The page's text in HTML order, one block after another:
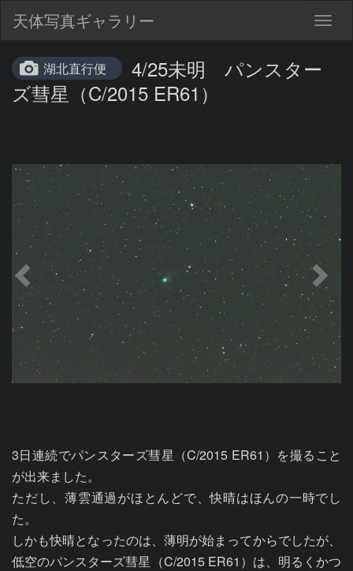
天体写真ギャラリー
湖北直行便
4/25未明 パンスター
ズ彗星（C/2015 ER61）
3日連続でパンスターズ彗星（C/2015 ER61）を撮ること
が出来ました。
ただし、薄雲通過がほとんどで、快晴はほんの一時でし
た。
しかも快晴となったのは、薄明が始まってからでしたが、
低空のパンスターズ彗星（C/2015 ER61）は、明るくかつ